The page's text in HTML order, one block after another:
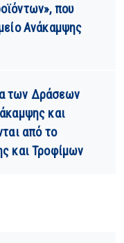
που
Ανάκαμψης
των Δράσεων
και
από το
και Τροφίμων